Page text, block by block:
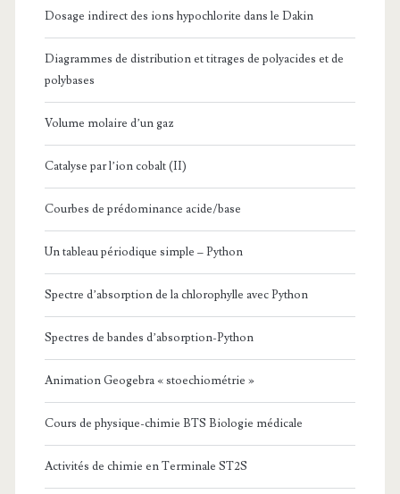
Dosage indirect des ions hypochlorite dans le Dakin
Diagrammes de distribution et titrages de polyacides et de
polybases
Volume molaire d’un gaz
Catalyse par l’ion cobalt (II)
Courbes de prédominance acide/base
Un tableau périodique simple – Python
Spectre d’absorption de la chlorophylle avec Python
Spectres de bandes d’absorption-Python
Animation Geogebra « stoechiométrie »
Cours de physique-chimie BTS Biologie médicale
Activités de chimie en Terminale ST2S